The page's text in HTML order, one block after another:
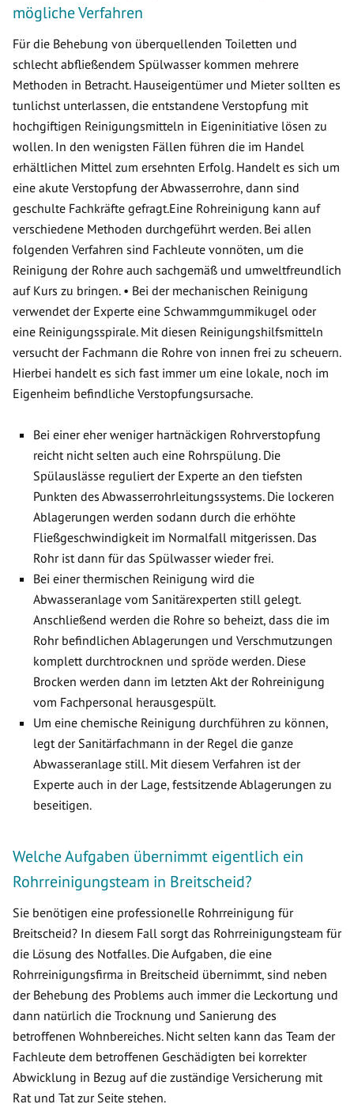
mögliche Verfahren
Für die Behebung von überquellenden Toiletten und
schlecht abfließendem Spülwasser kommen mehrere
Methoden in Betracht. Hauseigentümer und Mieter sollten es
tunlichst unterlassen, die entstandene Verstopfung mit
hochgiftigen Reinigungsmitteln in Eigeninitiative lösen zu
wollen. In den wenigsten Fällen führen die im Handel
erhältlichen Mittel zum ersehnten Erfolg. Handelt es sich um
eine akute Verstopfung der Abwasserrohre, dann sind
geschulte Fachkräfte gefragt.Eine Rohreinigung kann auf
verschiedene Methoden durchgeführt werden. Bei allen
folgenden Verfahren sind Fachleute vonnöten, um die
Reinigung der Rohre auch sachgemäß und umweltfreundlich
auf Kurs zu bringen. • Bei der mechanischen Reinigung
verwendet der Experte eine Schwammgummikugel oder
eine Reinigungsspirale. Mit diesen Reinigungshilfsmitteln
versucht der Fachmann die Rohre von innen frei zu scheuern.
Hierbei handelt es sich fast immer um eine lokale, noch im
Eigenheim befindliche Verstopfungsursache.
Bei einer eher weniger hartnäckigen Rohrverstopfung
reicht nicht selten auch eine Rohrspülung. Die
Spülauslässe reguliert der Experte an den tiefsten
Punkten des Abwasserrohrleitungssystems. Die lockeren
Ablagerungen werden sodann durch die erhöhte
Fließgeschwindigkeit im Normalfall mitgerissen. Das
Rohr ist dann für das Spülwasser wieder frei.
Bei einer thermischen Reinigung wird die
Abwasseranlage vom Sanitärexperten still gelegt.
Anschließend werden die Rohre so beheizt, dass die im
Rohr befindlichen Ablagerungen und Verschmutzungen
komplett durchtrocknen und spröde werden. Diese
Brocken werden dann im letzten Akt der Rohreinigung
vom Fachpersonal herausgespült.
Um eine chemische Reinigung durchführen zu können,
legt der Sanitärfachmann in der Regel die ganze
Abwasseranlage still. Mit diesem Verfahren ist der
Experte auch in der Lage, festsitzende Ablagerungen zu
beseitigen.
Welche Aufgaben übernimmt eigentlich ein
Rohrreinigungsteam in Breitscheid?
Sie benötigen eine professionelle Rohrreinigung für
Breitscheid? In diesem Fall sorgt das Rohrreinigungsteam für
die Lösung des Notfalles. Die Aufgaben, die eine
Rohrreinigungsfirma in Breitscheid übernimmt, sind neben
der Behebung des Problems auch immer die Leckortung und
dann natürlich die Trocknung und Sanierung des
betroffenen Wohnbereiches. Nicht selten kann das Team der
Fachleute dem betroffenen Geschädigten bei korrekter
Abwicklung in Bezug auf die zuständige Versicherung mit
Rat und Tat zur Seite stehen.